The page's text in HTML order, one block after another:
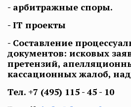
- арбитражные споры.
- IT проекты
- Составление
документов: исковых
претензий,
кассационных жалоб,
Тел. +7 (495) 115 - 45 - 10